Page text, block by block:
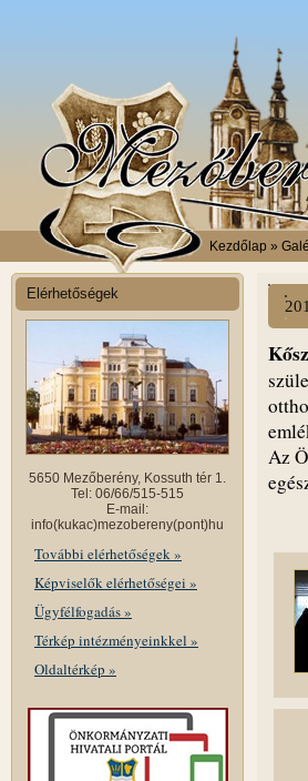
Kezdőlap »
Elérhetőségek
5650 Mezőberény, Kossuth tér 1.
Tel: 06/66/515-515
E-mail:
info(kukac)mezobereny(pont)hu
További elérhetőségek »
Képviselők elérhetőségei »
Ügyfélfogadás »
Térkép intézményeinkkel »
Oldaltérkép »
Az